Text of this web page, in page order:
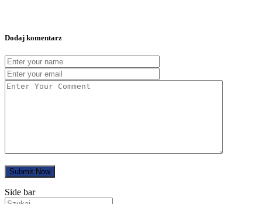
Dodaj komentarz
Submit Now
Side bar